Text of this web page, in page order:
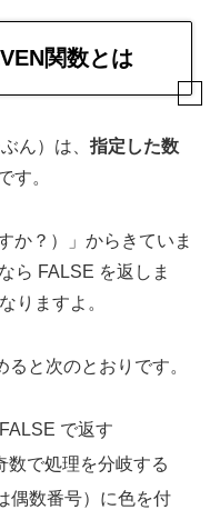
関数とは
ん）は、 指定した数
す。
か？）」からきていま
ら FALSE を返しま
りますよ。
と次のとおりです。
で返す
数で処理を分岐する
偶数番号）に色を付